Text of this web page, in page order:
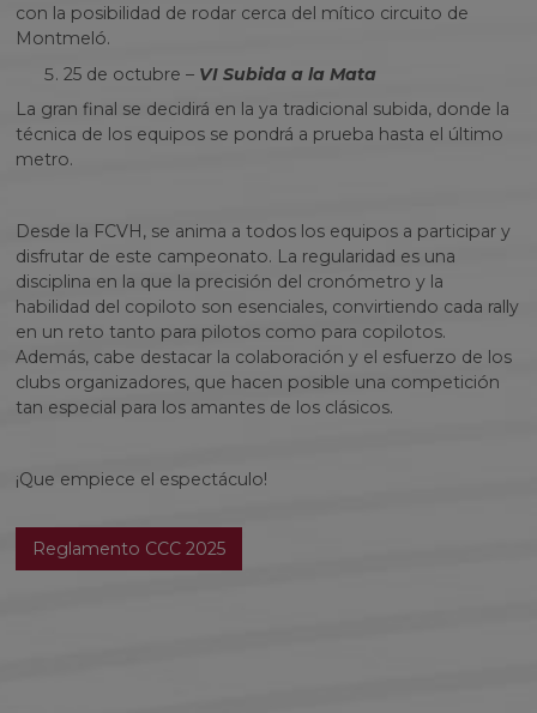
con la posibilidad de rodar cerca del mítico circuito de
Montmeló.
25 de octubre – VI Subida a la Mata
La gran final se decidirá en la ya tradicional subida, donde la
técnica de los equipos se pondrá a prueba hasta el último
metro.
Desde la FCVH, se anima a todos los equipos a participar y
disfrutar de este campeonato. La regularidad es una
disciplina en la que la precisión del cronómetro y la
habilidad del copiloto son esenciales, convirtiendo cada rally
en un reto tanto para pilotos como para copilotos.
Además, cabe destacar la colaboración y el esfuerzo de los
clubs organizadores, que hacen posible una competición
tan especial para los amantes de los clásicos.
¡Que empiece el espectáculo!
Reglamento CCC 2025